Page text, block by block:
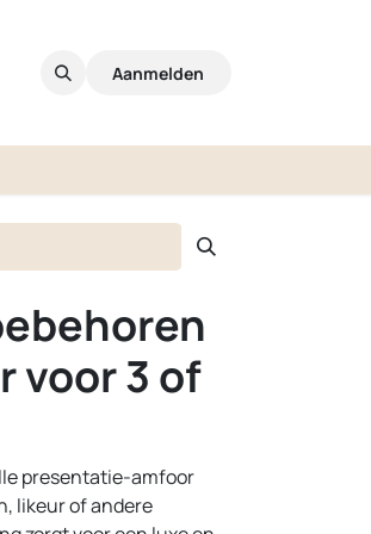
Aanmelden
voor 3 of
presentatie-amfoor
likeur of andere